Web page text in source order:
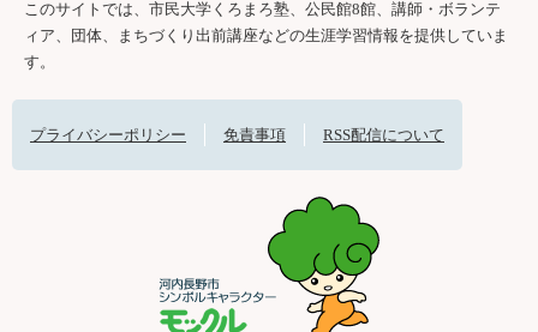
このサイトでは、市民大学くろまろ塾、公民館8館、講師・ボランテ
ィア、団体、まちづくり出前講座などの生涯学習情報を提供していま
す。
プライバシーポリシー 免責事項 RSS配信について